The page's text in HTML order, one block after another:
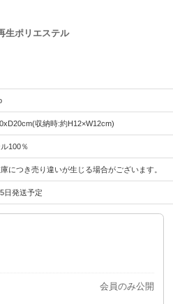
生ポリエステル
収納時:約H12×W12cm)
100％
につき売り違いが生じる場合がございます。
日発送予定
会員のみ公開